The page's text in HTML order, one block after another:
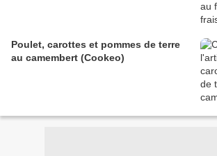
Poulet, carottes et pommes de terre
au camembert (Cookeo)